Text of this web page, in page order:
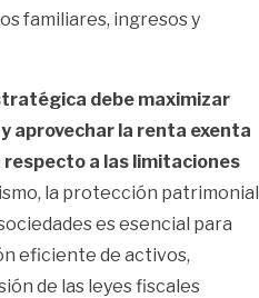
familiares, ingresos y
debe maximizar
aprovechar la renta exenta
respecto a las limitaciones
la protección patrimonial
es esencial para
eficiente de activos,
de las leyes fiscales